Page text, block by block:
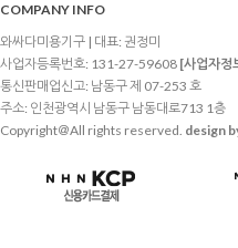
COMPANY INFO
와싸다미용기구 | 대표: 권정미
사업자등록번호: 131-27-59608 [사업자정
통신판매업신고: 남동구 제 07-253 호
주소: 인천광역시 남동구 남동대로713 1층
Copyright＠All rights reserved. design